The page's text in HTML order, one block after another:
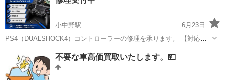
小中野駅
6月23日
PS4（DUALSHOCK4）コントローラーの修理を承ります。 【対応内
容】 ・スティックドリフト（勝手に動く） ・スティック交換 ・ボタ
ン不良 ・十字キー不良 ・充電不良 ・その他不具合 修理内容によって
料金が異なりま...
八戸市 小中野駅 その他
不要な車高価買取いたします。💴